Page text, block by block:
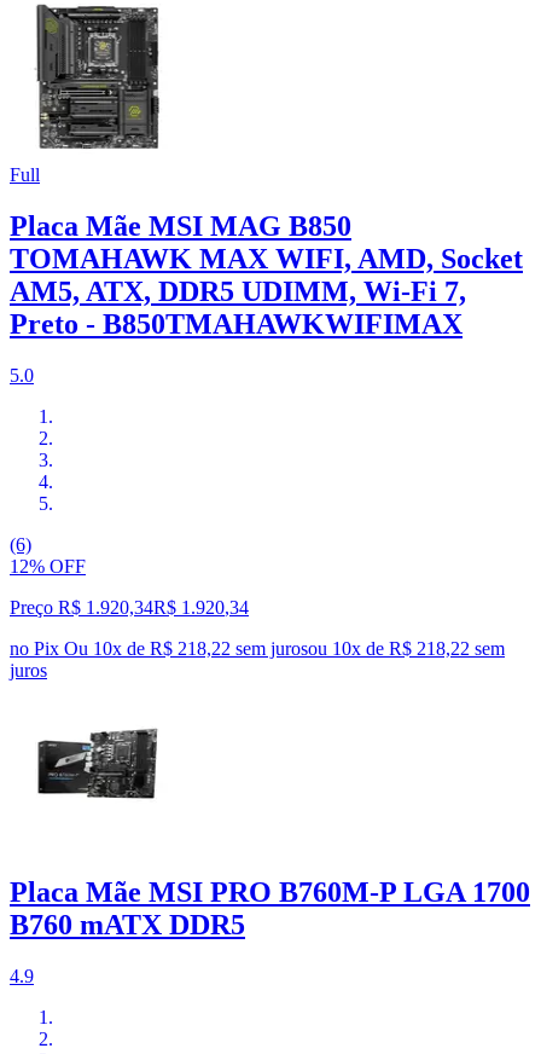
Full
Placa Mãe MSI MAG B850
TOMAHAWK MAX WIFI, AMD, Socket
AM5, ATX, DDR5 UDIMM, Wi-Fi 7,
Preto - B850TMAHAWKWIFIMAX
5.0
(6)
12% OFF
Preço R$ 1.920,34R$ 1.920,34
no Pix Ou 10x de R$ 218,22 sem jurosou 10x de R$ 218,22 sem
juros
Placa Mãe MSI PRO B760M-P LGA 1700
B760 mATX DDR5
4.9